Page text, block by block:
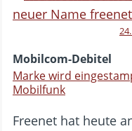
Mobilcom-Debitel
Marke wird
Mobilfunk
Freenet hat heute